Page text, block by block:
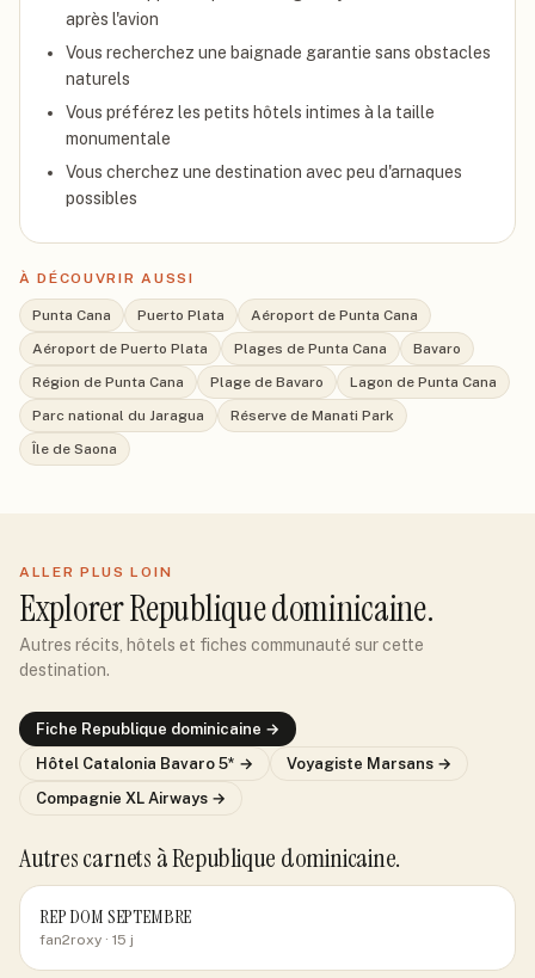
après l'avion
Vous recherchez une baignade garantie sans obstacles
naturels
Vous préférez les petits hôtels intimes à la taille
monumentale
Vous cherchez une destination avec peu d'arnaques
possibles
À DÉCOUVRIR AUSSI
Punta Cana Puerto Plata
Aéroport de Punta Cana
Aéroport de Puerto Plata
Plages de Punta Cana
Bavaro
Région de Punta Cana
Plage de Bavaro
Lagon de Punta Cana
Parc national du Jaragua
Réserve de Manati Park
Île de Saona
ALLER PLUS LOIN
ExplorerRepublique dominicaine.
Autres récits, hôtels et fiches communauté sur cette
destination.
Fiche Republique dominicaine →
Hôtel Catalonia Bavaro 5* → Voyagiste Marsans →
Compagnie XL Airways →
Autres carnets à Republique dominicaine.
REP DOM SEPTEMBRE
fan2roxy · 15 j